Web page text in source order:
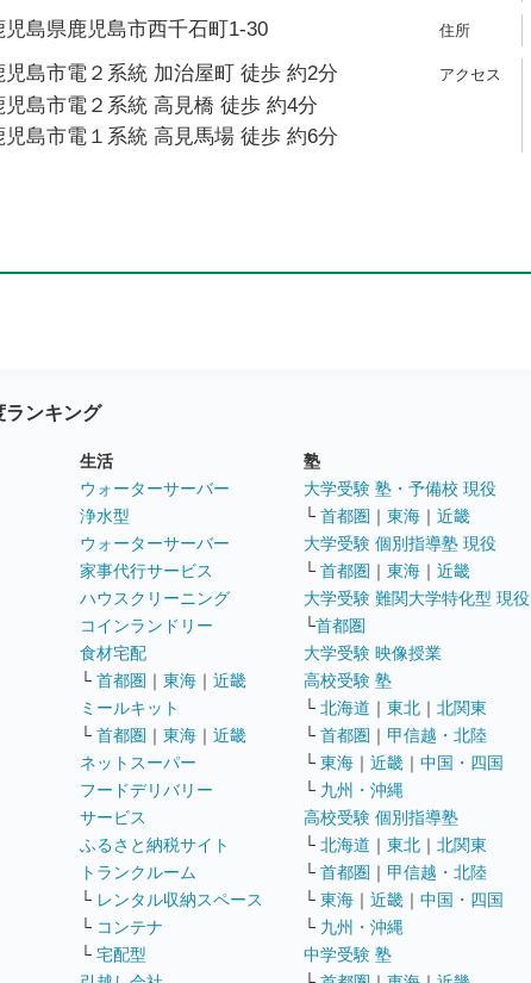
児島県鹿児島市西千石町1-30
児島市電２系統 加治屋町 徒歩 約2分
児島市電２系統 高見橋 徒歩 約4分
児島市電１系統 高見馬場 徒歩 約6分
ランキング
生活
ウォーターサーバー
浄水型
ウォーターサーバー
家事代行サービス
ハウスクリーニング
コインランドリー
食材宅配
└ 首都圏 ｜ 東海 ｜ 近畿
ミールキット
└ 首都圏 ｜ 東海 ｜ 近畿
ネットスーパー
フードデリバリー
サービス
ふるさと納税サイト
トランクルーム
└ レンタル収納スペース
└ コンテナ
└ 宅配型
塾
大学受験 塾・予備校 現役
└ 首都圏 ｜ 東海 ｜ 近畿
大学受験 個別指導塾 現役
└ 首都圏 ｜ 東海 ｜ 近畿
大学受験 難関大学特化型 現役
└首都圏
大学受験 映像授業
高校受験 塾
└ 北海道 ｜ 東北 ｜ 北関東
└ 首都圏 ｜ 甲信越・北陸
└ 東海 ｜ 近畿 ｜ 中国・四国
└ 九州・沖縄
高校受験 個別指導塾
└ 北海道 ｜ 東北 ｜ 北関東
└ 首都圏 ｜ 甲信越・北陸
└ 東海 ｜ 近畿 ｜ 中国・四国
└ 九州・沖縄
中学受験 塾